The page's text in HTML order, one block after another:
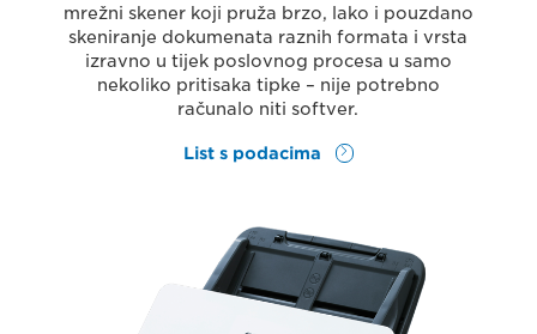
mrežni skener koji pruža brzo, lako i pouzdano
skeniranje dokumenata raznih formata i vrsta
izravno u tijek poslovnog procesa u samo
nekoliko pritisaka tipke – nije potrebno
računalo niti softver.
List s podacima